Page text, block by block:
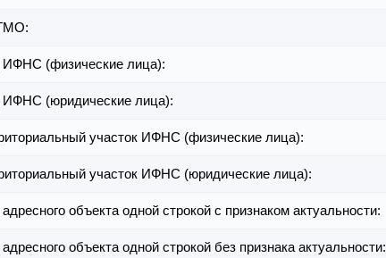
ИФНС (физические лица):
ИФНС (юридические лица):
участок ИФНС (физические лица):
участок ИФНС (юридические лица):
объекта одной строкой с признаком актуальности:
объекта одной строкой без признака актуальности: